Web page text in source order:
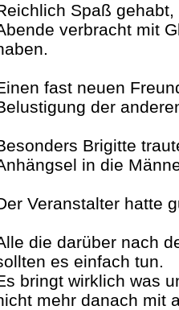
Spaß
verbracht mit
fast neuen
der
Brigitte
in die
Veranstalter hatte
die darüber nach
es einfach tun.
bringt wirklich was
mehr danach mit